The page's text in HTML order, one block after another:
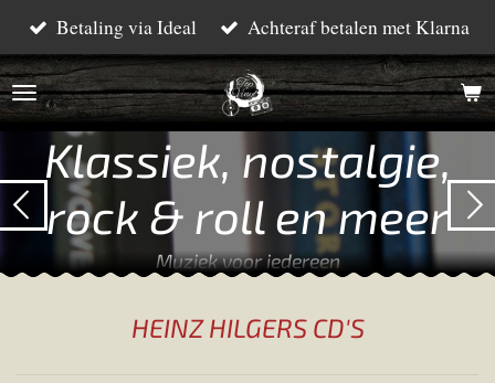
Ga
direct
naar
hoofdinhoud
Betaling via Ideal Achteraf betalen met Klarna
Klassiek, nostalgie,
rock & roll en meer
Muziek voor iedereen
HEINZ HILGERS CD'S